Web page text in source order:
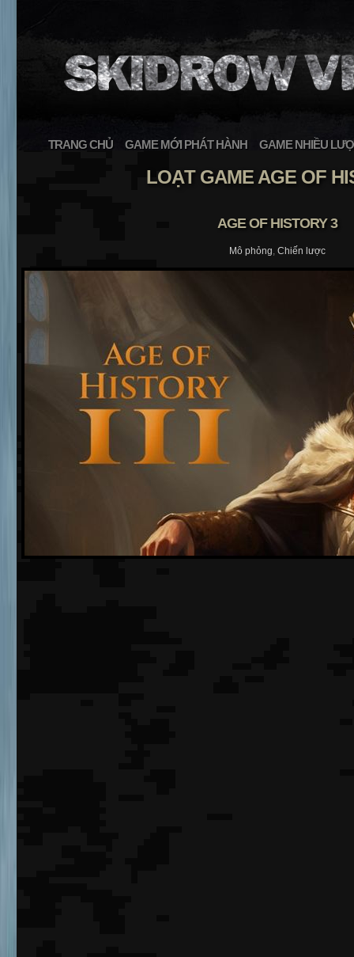
TRANG CHỦ GAME MỚI PHÁT HÀNH GAME NHIỀU
LOẠT GAME AGE OF
AGE OF HISTORY 3
Mô phỏng, Chiến lược